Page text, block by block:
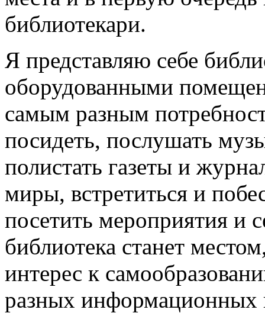
библиотекари.
Я представляю себе
оборудованными
самым разным
посидеть, послушать
полистать газеты и
миры, встретиться и
посетить мероприятия
библиотека станет
интерес к
разных информационных